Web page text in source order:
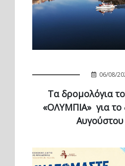
06/08/
Τα δρομολόγια
«ΟΛΥΜΠΙΑ» για το